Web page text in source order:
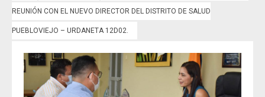
REUNIÓN CON EL NUEVO DIRECTOR DEL DISTRITO DE SALUD
PUEBLOVIEJO – URDANETA 12D02.